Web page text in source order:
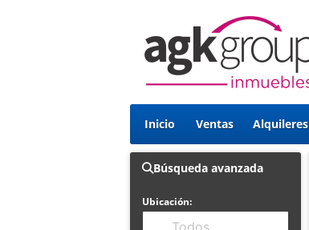
Inicio Ventas Alquileres
Búsqueda avanzada
Ubicación: